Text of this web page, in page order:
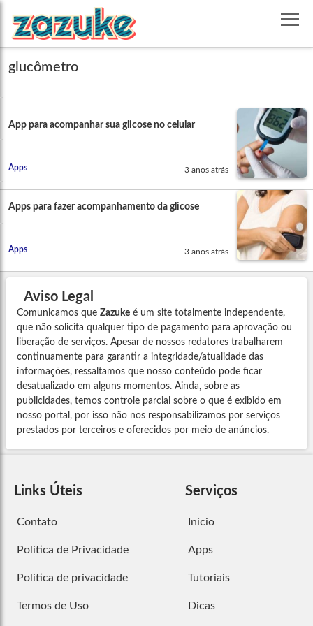
glucômetro
App para acompanhar sua glicose no celular
Apps 3 anos atrás
Apps para fazer acompanhamento da glicose
Apps 3 anos atrás
Aviso Legal
Comunicamos que Zazuke é um site totalmente independente,
que não solicita qualquer tipo de pagamento para aprovação ou
liberação de serviços. Apesar de nossos redatores trabalharem
continuamente para garantir a integridade/atualidade das
informações, ressaltamos que nosso conteúdo pode ficar
desatualizado em alguns momentos. Ainda, sobre as
publicidades, temos controle parcial sobre o que é exibido em
nosso portal, por isso não nos responsabilizamos por serviços
prestados por terceiros e oferecidos por meio de anúncios.
Links Úteis
Contato
Política de Privacidade
Politica de privacidade
Termos de Uso
Serviços
Início
Apps
Tutoriais
Dicas